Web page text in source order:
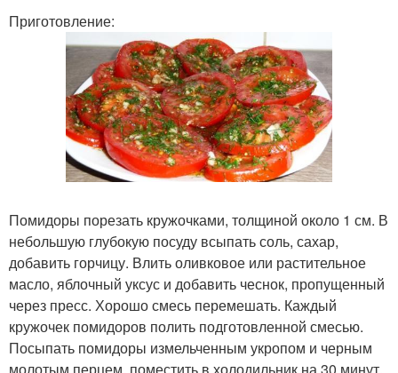
Приготовление:
Помидоры порезать кружочками, толщиной около 1 см. В
небольшую глубокую посуду всыпать соль, сахар,
добавить горчицу. Влить оливковое или растительное
масло, яблочный уксус и добавить чеснок, пропущенный
через пресс. Хорошо смесь перемешать. Каждый
кружочек помидоров полить подготовленной смесью.
Посыпать помидоры измельченным укропом и черным
молотым перцем, поместить в холодильник на 30 минут.